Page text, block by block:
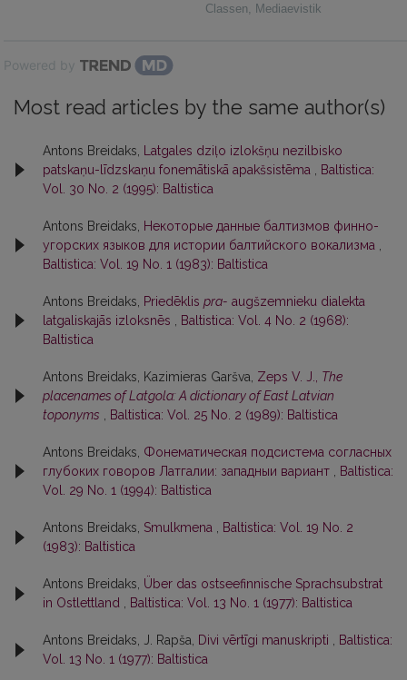
Classen
Mediaevistik
Powered by
Most read articles by the same author(s)
Antons Breidaks, Latgales dziļo izlokšņu nezilbisko
patskaņu-līdzskaņu fonemātiskā apakšsistēma
Baltistica:
Vol. 30 No. 2 (1995): Baltistica
Antons Breidaks, Некоторые данные балтизмов финно-
угорских языков для истории балтийского вокализма
Baltistica: Vol. 19 No. 1 (1983): Baltistica
Antons Breidaks, Priedēklis pra- augšzemnieku dialekta
latgaliskajās izloksnēs
Baltistica: Vol. 4 No. 2 (1968):
Baltistica
Antons Breidaks, Kazimieras Garšva, Zeps V. J., The
placenames of Latgola: A dictionary of East Latvian
toponyms
Baltistica: Vol. 25 No. 2 (1989): Baltistica
Antons Breidaks, Фонематическая подсистема согласных
глубоких говоров Латгалии: западныи вариант
Baltistica:
Vol. 29 No. 1 (1994): Baltistica
Antons Breidaks, Smulkmena
Baltistica: Vol. 19 No. 2
(1983): Baltistica
Antons Breidaks, Über das ostseefinnische Sprachsubstrat
in Ostlettland
Baltistica: Vol. 13 No. 1 (1977): Baltistica
Antons Breidaks, J. Rapša, Divi vērtīgi manuskripti
Baltistica:
Vol. 13 No. 1 (1977): Baltistica